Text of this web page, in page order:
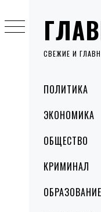
СВЕЖИЕ И
MenuПОЛИТИКА
ЭКОНОМИКА
ОБЩЕСТВО
КРИМИНАЛ
ОБРАЗОВАНИЕ
to
content